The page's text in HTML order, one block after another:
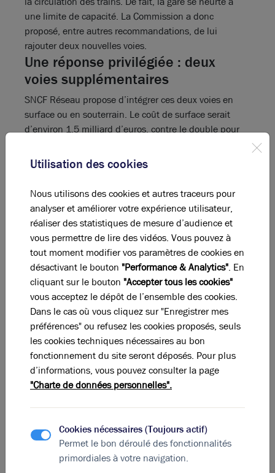
une limite de capacité. La Commission a donc
proposé, entre autres recommandations, de lui
rajouter deux nouvelles voies.
Une réponse privilégiée : deux
voies supplémentaires
SNCF Réseau propose d’intégrer ces deux voies en
surface ou en souterrain. Le coût de surface serait
d’environ 1,5 milliard d’euros, contre le double pour
met ici en avant l’idée d’une plateforme (un « hub »)
les flux. D’autres élus critiquent l’idée de poursuivre
cette centralisation tandis que la gare Saint-Exupéry
serait sous-utilisée.
L’effet final recherché de la nouvelle construction de
voies, qui se situerait entre Saint-Clair et Guillotière,
repose sur un double souhait. En premier lieu, il s’agit
d’accroître de 40%, d’ici 2040, la capacité du nœud
ferroviaire lyonnais, qui serait responsable de « 60%
des incidents à l’échelle de la région ». Cela, en plus
de la voie L toujours en construction dans la gare. En
second lieu, le trafic de fret serait détourné de la Part-
Dieu. Le but est évidemment de faciliter l'accès des
travailleurs et salariés vers leur lieu de travail qu'est le
2ème quartier d'affaires de France . Dans tous les cas,
un réaménagement urbain est à prévoir, qu’il s’agisse
de destructions d’immeubles pour des voies M et N en
surface, ou des travaux dans la gare pour des voies
souterraines. La réunion publique générale de clôture
s’est tenue le 11 juillet et apportera davantage
Utilisation des cookies
Nous utilisons des cookies et autres traceurs pour
analyser et améliorer votre expérience utilisateur,
réaliser des statistiques de mesure d’audience et
vous permettre de lire des vidéos. Vous pouvez à
tout moment modifier vos paramètres de cookies en
désactivant le bouton "Performance & Analytics". En
cliquant sur le bouton "Accepter tous les cookies"
vous acceptez le dépôt de l’ensemble des cookies.
Dans le cas où vous cliquez sur "Enregistrer mes
préférences" ou refusez les cookies proposés, seuls
les cookies techniques nécessaires au bon
fonctionnement du site seront déposés. Pour plus
d’informations, vous pouvez consulter la page
"Charte de données personnelles".
Cookies nécessaires (Toujours actif)
Permet le bon déroulé des fonctionnalités
primordiales à votre navigation.